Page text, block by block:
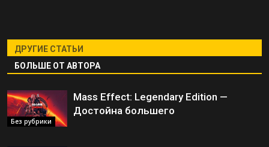
ДРУГИЕ СТАТЬИ
БОЛЬШЕ ОТ АВТОРА
Без рубрики
Mass Effect: Legendary Edition —
Достойна большего